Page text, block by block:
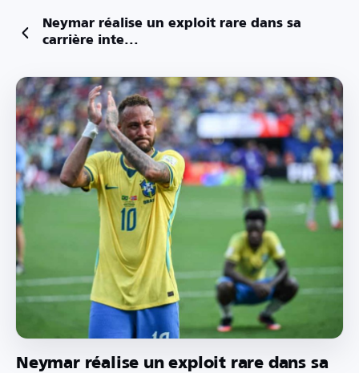
Neymar réalise un exploit rare dans sa
carrière inte...
Neymar réalise un exploit rare dans sa